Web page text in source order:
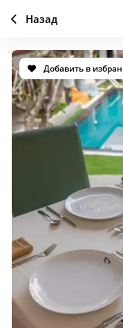
Добавить в
Назад